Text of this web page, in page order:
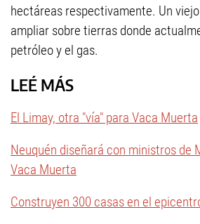
hectáreas respectivamente. Un
ampliar sobre tierras donde
petróleo y el gas.
LEÉ MÁS
El Limay, otra "vía" para Vaca Muerta
Neuquén diseñará con ministros de
Vaca Muerta
Construyen 300 casas en el